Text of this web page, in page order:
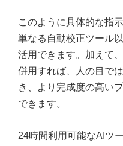
このように具体的な指
単なる自動校正ツール
活用できます。加えて
併用すれば、人の目で
き、より完成度の高い
できます。
24時間利用可能なAIツ